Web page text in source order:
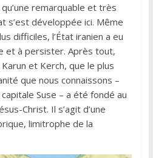
remarquable et très
s’est développée ici. Même
difficiles, l’État iranien a eu
et à persister. Après tout,
et Kerch, que le plus
que nous connaissons –
capitale Suse – a été fondé au
Christ. Il s’agit d’une
limitrophe de la